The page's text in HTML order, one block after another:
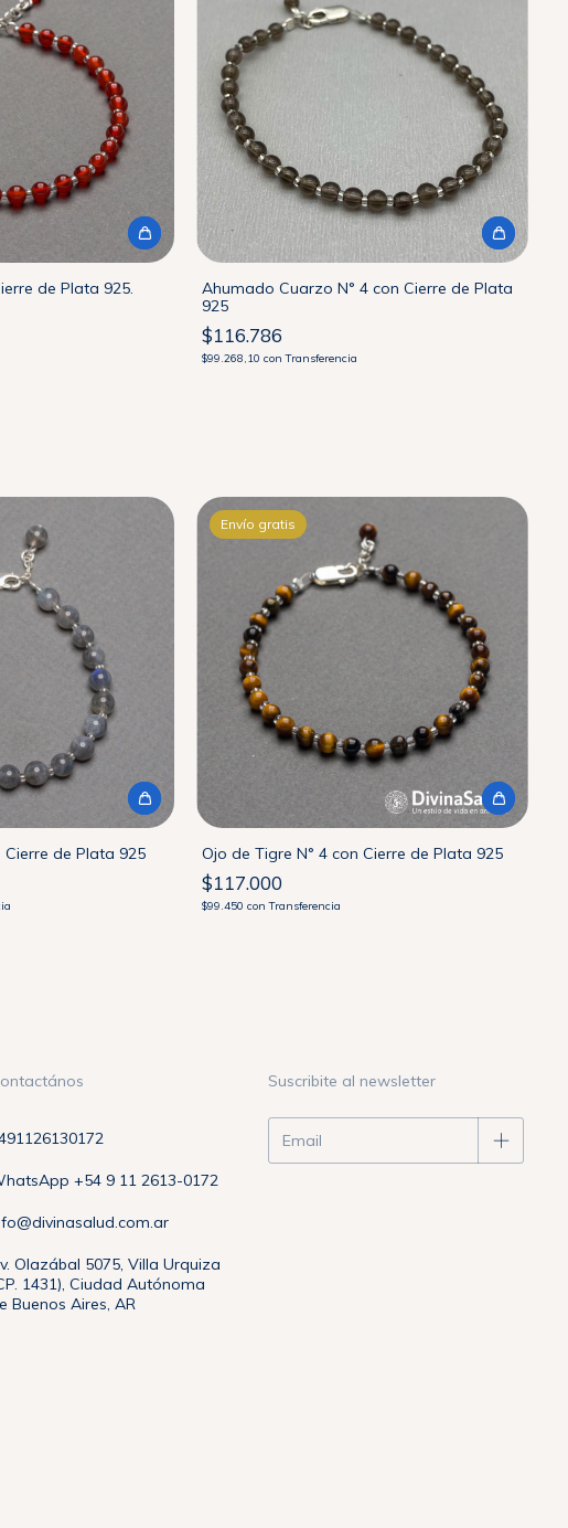
de Plata 925.
Ahumado Cuarzo N° 4 con Cierre de Plata
925
$116.786
$99.268,10con Transferencia
de Plata 925
Envío gratis
Ojo de Tigre N° 4 con Cierre de Plata 925
$117.000
$99.450con Transferencia
+54 9 11 2613-0172
Olazábal 5075, Villa Urquiza
1431), Ciudad Autónoma
Buenos Aires, AR
Suscribite al newsletter